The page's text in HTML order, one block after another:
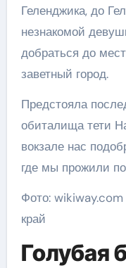
Геленджика, до
незнакомой
добраться до
заветный город.
Предстояла
обиталища тети
вокзале нас
где мы прожили
Фото:
край
Голубая